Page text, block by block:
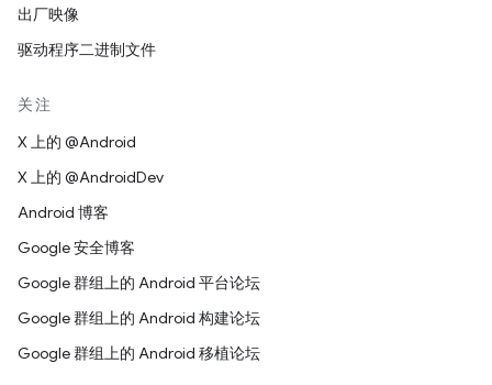
出厂映像
驱动程序二进制文件
关注
X 上的 @Android
X 上的 @AndroidDev
Android 博客
Google 安全博客
Google 群组上的 Android 平台论坛
Google 群组上的 Android 构建论坛
Google 群组上的 Android 移植论坛